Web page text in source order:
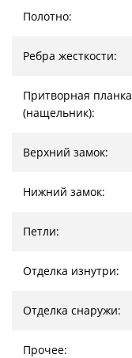
Полотно:
Ребра жесткости:
Притворная планка
(нащельник):
Верхний замок:
Нижний замок:
Петли:
Отделка изнутри:
Отделка снаружи:
Прочее: